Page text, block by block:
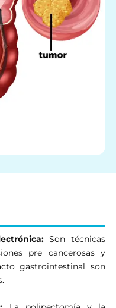
Son técnicas
pre cancerosas y
gastrointestinal son